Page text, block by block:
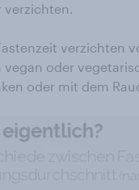
verzichten.
verzichten
oder
oder mit dem